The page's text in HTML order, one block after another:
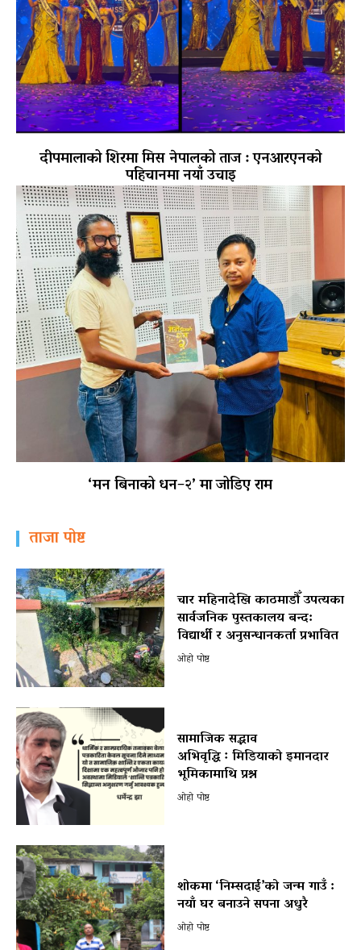
दीपमालाको शिरमा मिस नेपालको ताज : एनआरएनको
पहिचानमा नयाँ उचाइ
‘मन बिनाको धन–२’ मा जोडिए राम
ताजा पोष्ट
चार महिनादेखि काठमाडौँ उपत्यका
सार्वजनिक पुस्तकालय बन्द:
विद्यार्थी र अनुसन्धानकर्ता प्रभावित
ओहो पोष्ट
सामाजिक सद्भाव
अभिवृद्धि ः मिडियाको इमानदार
भूमिकामाथि प्रश्न
ओहो पोष्ट
शोकमा ‘निम्सदाई’को जन्म गाउँ :
नयाँ घर बनाउने सपना अधुरै
ओहो पोष्ट